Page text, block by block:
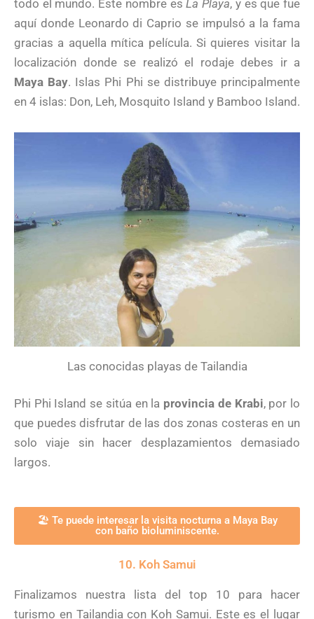
todo el mundo. Este nombre esLa Playa, y es que fue
aquí donde Leonardo di Caprio se impulsó a la fama
gracias a aquella mítica película. Si quieres visitar la
localización donde se realizó el rodaje debes ir a
Maya Bay. Islas Phi Phi se distribuye principalmente
en 4 islas: Don, Leh, Mosquito Island y Bamboo Island.
Las conocidas playas de Tailandia
Phi Phi Island se sitúa en la provincia de Krabi, por lo
que puedes disfrutar de las dos zonas costeras en un
solo viaje sin hacer desplazamientos demasiado
largos.
🏖 Te puede interesar la visita nocturna a Maya Bay
con baño bioluminiscente.
10. Koh Samui
Finalizamos nuestra lista del top 10 para hacer
turismo en Tailandia con Koh Samui. Este es el lugar